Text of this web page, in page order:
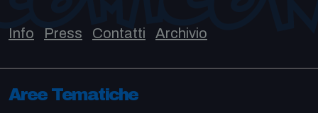
Info Press Contatti Archivio
Aree Tematiche